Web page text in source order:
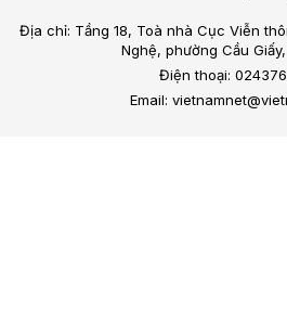
Địa chỉ: Tầng 18, Toà nhà Cục Viễn
Nghệ, phường Cầu
Điện thoại:
Email: